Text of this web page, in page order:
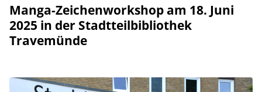
Manga-Zeichenworkshop am 18. Juni
2025 in der Stadtteilbibliothek
Travemünde